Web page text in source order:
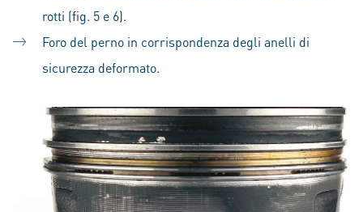
rotti (fig. 5 e 6).
Foro del perno in corrispondenza degli anelli di
sicurezza deformato.